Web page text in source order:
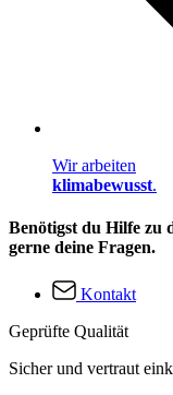
Wir arbeiten
klimabewusst.
Benötigst du Hilfe zu
gerne deine Fragen.
Kontakt
Geprüfte Qualität
Sicher und vertraut